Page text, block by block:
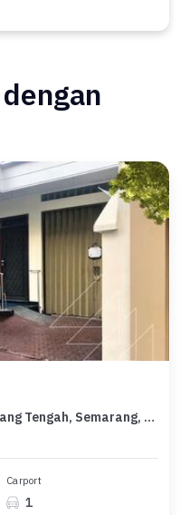
Rumah Mewah di Kawasan Semarang Tengah, Semarang, LB 220m², Harga 3,45 Miliar
Carport
1